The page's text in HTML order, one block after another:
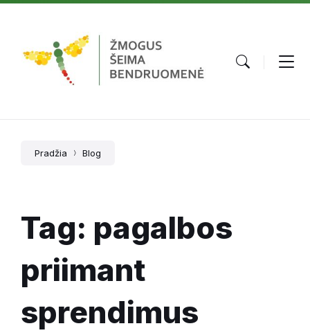
Skip
Skip
Skip
Pradžia Blog
Tag: pagalbos
priimant
sprendimus